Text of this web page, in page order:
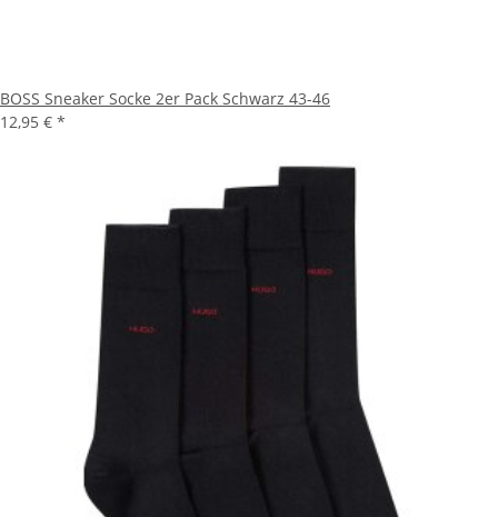
BOSS Sneaker Socke 2er Pack Schwarz 43-46
12,95 € *